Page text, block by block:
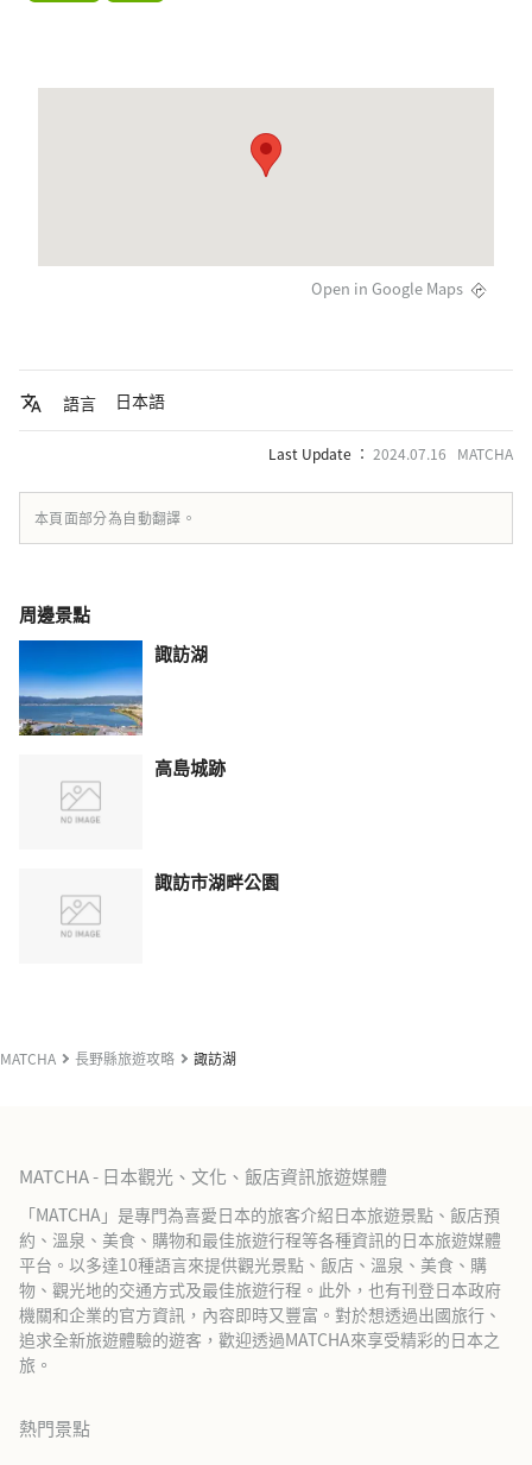
Open in Google Maps
語言 日本語
Last Update ： 2024.07.16 MATCHA
本頁面部分為自動翻譯。
周邊景點
諏訪湖
高島城跡
諏訪市湖畔公園
MATCHA 長野縣旅遊攻略 諏訪湖
MATCHA - 日本觀光、文化、飯店資訊旅遊媒體
「MATCHA」是專門為喜愛日本的旅客介紹日本旅遊景點、飯店預
約、溫泉、美食、購物和最佳旅遊行程等各種資訊的日本旅遊媒體
平台。以多達10種語言來提供觀光景點、飯店、溫泉、美食、購
物、觀光地的交通方式及最佳旅遊行程。此外，也有刊登日本政府
機關和企業的官方資訊，內容即時又豐富。對於想透過出國旅行、
追求全新旅遊體驗的遊客，歡迎透過MATCHA來享受精彩的日本之
旅。
熱門景點